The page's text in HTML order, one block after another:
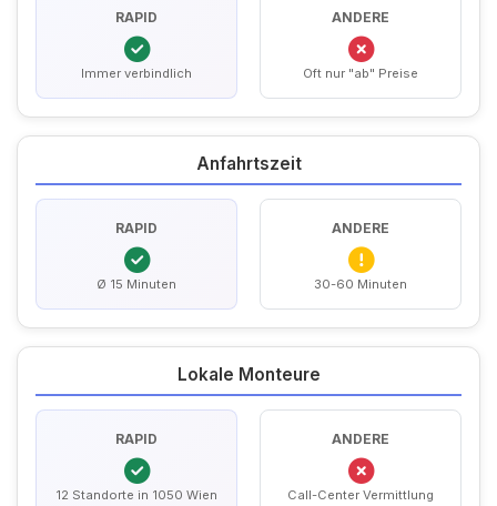
RAPID
Immer verbindlich
ANDERE
Oft nur "ab" Preise
Anfahrtszeit
RAPID
Ø 15 Minuten
ANDERE
30-60 Minuten
Lokale Monteure
RAPID
12 Standorte in 1050 Wien
ANDERE
Call-Center Vermittlung